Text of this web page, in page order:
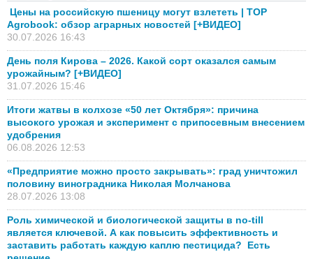
Цены на российскую пшеницу могут взлететь | TOP
Agrobook: обзор аграрных новостей [+ВИДЕО]
30.07.2026 16:43
День поля Кирова – 2026. Какой сорт оказался самым
урожайным? [+ВИДЕО]
31.07.2026 15:46
Итоги жатвы в колхозе «50 лет Октября»: причина
высокого урожая и эксперимент с припосевным внесением
удобрения
06.08.2026 12:53
«Предприятие можно просто закрывать»: град уничтожил
половину виноградника Николая Молчанова
28.07.2026 13:08
Роль химической и биологической защиты в no-till
является ключевой. А как повысить эффективность и
заставить работать каждую каплю пестицида? Есть